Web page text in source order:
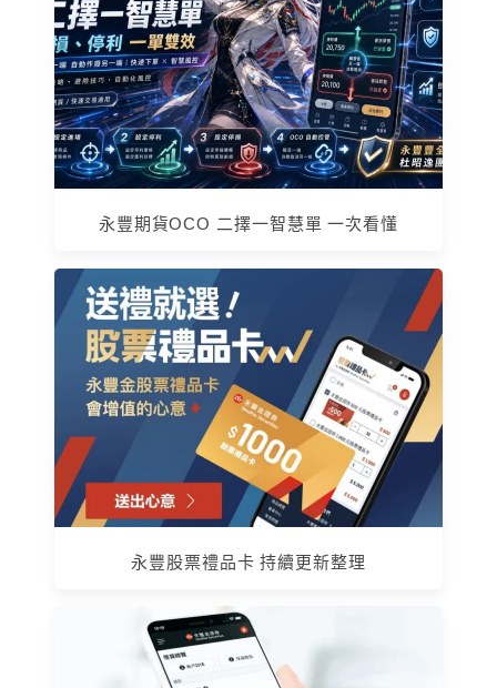
永豐期貨OCO 二擇一智慧單 一次看懂
永豐股票禮品卡 持續更新整理